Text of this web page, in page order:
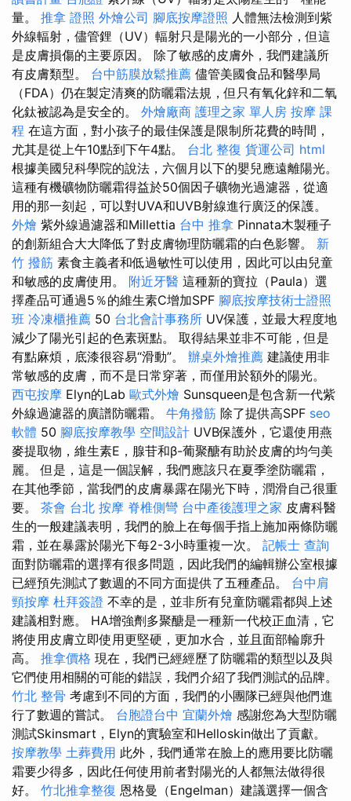
量。 推拿 證照 外燴公司 腳底按摩證照 人體無法檢測到紫
外線輻射，儘管鋰（UV）輻射只是陽光的一小部分，但這
是皮膚損傷的主要原因。 除了敏感的皮膚外，我們建議所
有皮膚類型。 台中筋膜放鬆推薦 儘管美國食品和醫學局
（FDA）仍在製定清爽的防曬霜法規，但只有氧化鋅和二氧
化鈦被認為是安全的。 外燴廠商 護理之家 單人房 按摩 課
程 在這方面，對小孩子的最佳保護是限制所花費的時間，
尤其是從上午10點到下午4點。 台北 整復 貨運公司 html
根據美國兒科學院的說法，六個月以下的嬰兒應遠離陽光。
這種有機礦物防曬霜得益於50個因子礦物光過濾器，從適
用的那一刻起，可以對UVA和UVB射線進行廣泛的保護。
外燴 紫外線過濾器和Millettia 台中 推拿 Pinnata木製種子
的創新組合大大降低了對皮膚物理防曬霜的白色影響。 新
竹 撥筋 素食主義者和低過敏性可以使用，因此可以由兒童
和敏感的皮膚使用。 附近牙醫 這種新的寶拉（Paula）選
擇產品可通過5％的維生素C增加SPF 腳底按摩技術士證照
班 冷凍櫃推薦 50 台北會計事務所 UV保護，並最大程度地
減少了陽光引起的色素斑點。 取得結果並非不可能，但是
有點麻煩，底漆很容易“滑動”。 辦桌外燴推薦 建議使用非
常敏感的皮膚，而不是日常穿著，而僅用於額外的陽光。
西屯按摩 Elyn的Lab 歐式外燴 Sunsqueen是包含新一代紫
外線過濾器的廣譜防曬霜。 牛角撥筋 除了提供高SPF seo
軟體 50 腳底按摩教學 空間設計 UVB保護外，它還使用燕
麥提取物，維生素E，腺苷和β-葡聚醣有助於皮膚的均勻美
麗。 但是，這是一個誤解，我們應該只在夏季塗防曬霜，
在其他季節，當我們的皮膚暴露在陽光下時，潤滑自己很重
要。 茶會 台北 按摩 脊椎側彎 台中產後護理之家 皮膚科醫
生的一般建議表明，我們的臉上在每個手指上施加兩條防曬
霜，並在暴露於陽光下每2-3小時重複一次。 記帳士 查詢
面對防曬霜的選擇有很多問題，因此我們的編輯辦公室根據
已經預先測試了數週的不同方面提供了五種產品。 台中肩
頸按摩 杜拜簽證 不幸的是，並非所有兒童防曬霜都與上述
建議相對應。 HA增強劑多聚醣是一種新一代校正血清，它
將使用皮膚立即使用更堅硬，更加水合，並且面部輪廓升
高。 推拿價格 現在，我們已經經歷了防曬霜的類型以及與
它們使用相關的可能的錯誤，我們介紹了我們測試的品牌。
竹北 整骨 考慮到不同的方面，我們的小團隊已經與他們進
行了數週的嘗試。 台胞證台中 宜蘭外燴 感謝您為大型防曬
測試Skinsmart，Elyn的實驗室和Helloskin做出了貢獻。
按摩教學 土葬費用 此外，我們通常在臉上的應用要比防曬
霜要少得多，因此任何使用前者對陽光的人都無法做得很
好。 竹北推拿整復 恩格曼（Engelman）建議選擇一個含